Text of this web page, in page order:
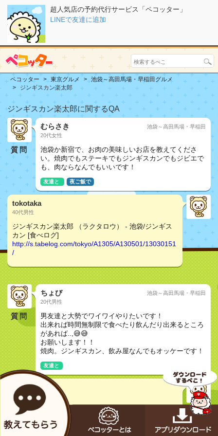
超人気店の予約代行サービス「ペコッター」
LINEで友達に追加
ペコッター 東京グルメ
池袋～高田馬場・早稲田グルメ
ジンギスカン楽太郎
ジンギスカン楽太郎に関するQA
質問
むらさき
20代女性
池袋～高田馬場・早稲田
池袋か新宿で、お肉の美味しいお店を教えてくださ
い。焼肉でもステーキでもジンギスカンでもジビエで
も、肉ならなんでもいいです！
友達と 夜ご飯で
tokotaka
40代男性
ジンギスカン楽太郎 （ラクタロウ） - 池袋/ジンギス
カン [食べログ]
http://s.tabelog.com/tokyo/A1305/A130501/13030151
/
質問
ちょび
20代男性
池袋～高田馬場・早稲田
男友達と大勢でワイワイやりたいです！
出来れば時間無制限で食べたり飲んだり出来るところ
があれば..,😅😅
お願いします！！
焼肉。ジンギスカン、飲み屋なんでもオッケーです！
友達と
いちか
30代女性
ジンギスカン楽太郎 （ラクタロウ） - 池袋/ジンギス
カン [食べログ]
http://s.tabelog.com/tokyo/A1305/A130501/13030151